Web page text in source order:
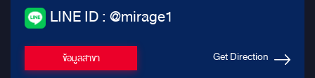
LINE ID : @mirage1
ข้อมูลสาขา Get Direction